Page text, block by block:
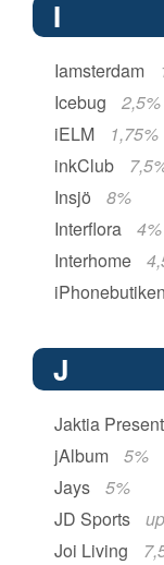
I
Iamsterdam
Icebug
2,5%
iELM
1,75%
inkClub
Insjö
8%
Interflora
4%
Interhome
iPhonebutiken
J
Jaktia
jAlbum
5%
Jays
5%
JD Sports
Joi Living